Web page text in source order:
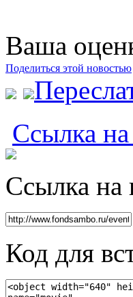
Ваша
Поделиться этой новостью
Ссылка на
Ссылка на
Код для